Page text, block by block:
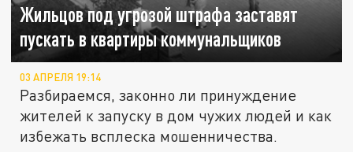
Жильцов под угрозой штрафа заставят
пускать в квартиры коммунальщиков
03 АПРЕЛЯ 19:14
Разбираемся, законно ли принуждение
жителей к запуску в дом чужих людей и как
избежать всплеска мошенничества.